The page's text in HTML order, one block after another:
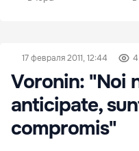
17 февраля 2011, 12:44
Voronin: "Noi
anticipate,
compromis"